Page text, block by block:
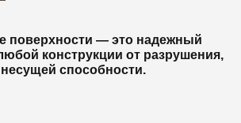
поверхности — это надежный
конструкции от разрушения,
способности.